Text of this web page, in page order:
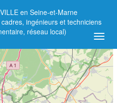
en Seine-et-Marne
ingénieurs et techniciens
réseau local)